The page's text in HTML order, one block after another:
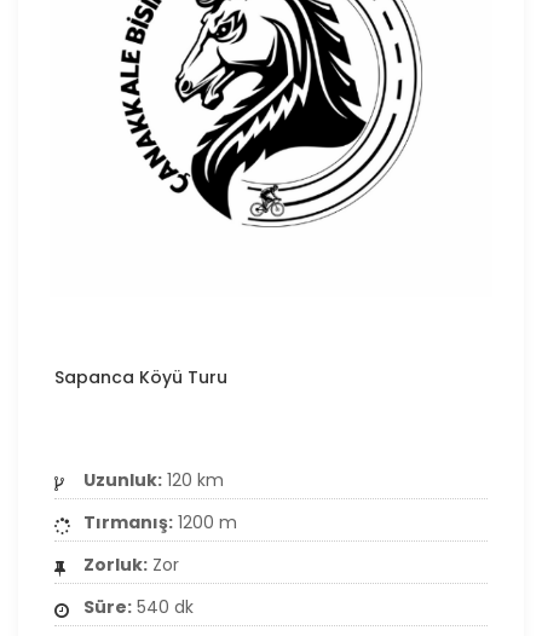
Sapanca Köyü Turu
Uzunluk: 120 km
Tırmanış: 1200 m
Zorluk: Zor
Süre: 540 dk